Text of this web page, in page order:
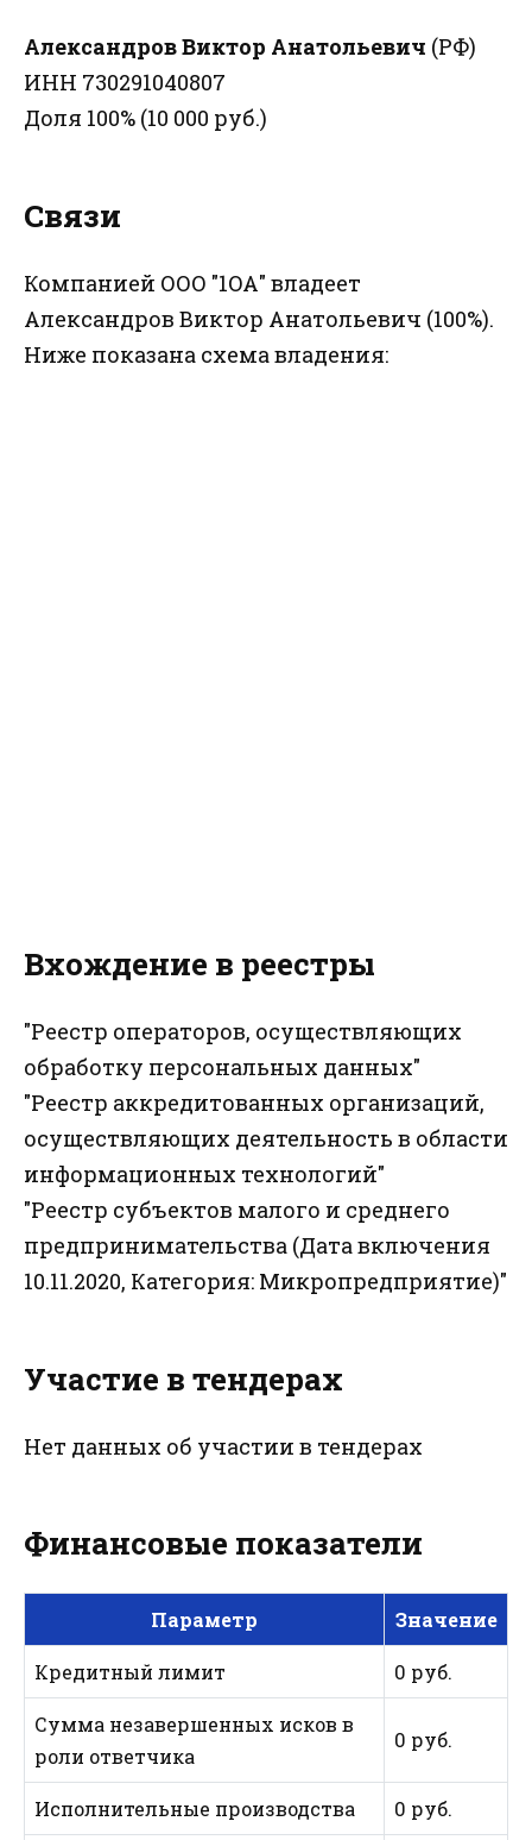
Александров Виктор Анатольевич (РФ)
ИНН 730291040807
Доля 100% (10 000 руб.)
Связи
Компанией ООО "1ОА" владеет
Александров Виктор Анатольевич (100%).
Ниже показана схема владения:
Вхождение в реестры
"Реестр операторов, осуществляющих
обработку персональных данных"
"Реестр аккредитованных организаций,
осуществляющих деятельность в области
информационных технологий"
"Реестр субъектов малого и среднего
предпринимательства (Дата включения
10.11.2020, Категория: Микропредприятие)"
Участие в тендерах
Нет данных об участии в тендерах
Финансовые показатели
Параметр Значение
Кредитный лимит 0 руб.
Сумма незавершенных исков в
роли ответчика
0 руб.
Исполнительные производства 0 руб.